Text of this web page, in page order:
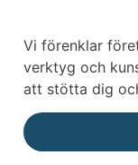
Vi förenklar
verktyg och
att stötta dig